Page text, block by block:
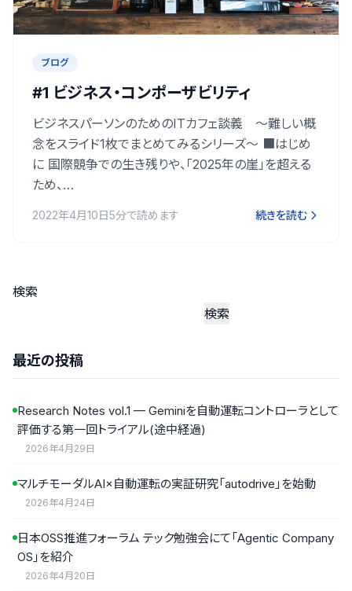
ブログ
#1 ビジネス・コンポーザビリティ
ビジネスパーソンのためのITカフェ談義 ～難しい概
念をスライド1枚でまとめてみるシリーズ～ ■はじめ
に 国際競争での生き残りや、「2025年の崖」を超える
ため、…
2022年4月10日5分で読めます 続きを読む
検索
検索
最近の投稿
Research Notes vol.1 — Geminiを自動運転コントローラとして
評価する第一回トライアル(途中経過)
2026年4月29日
マルチモーダルAI×自動運転の実証研究「autodrive」を始動
2026年4月24日
日本OSS推進フォーラム テック勉強会にて「Agentic Company
OS」を紹介
2026年4月20日